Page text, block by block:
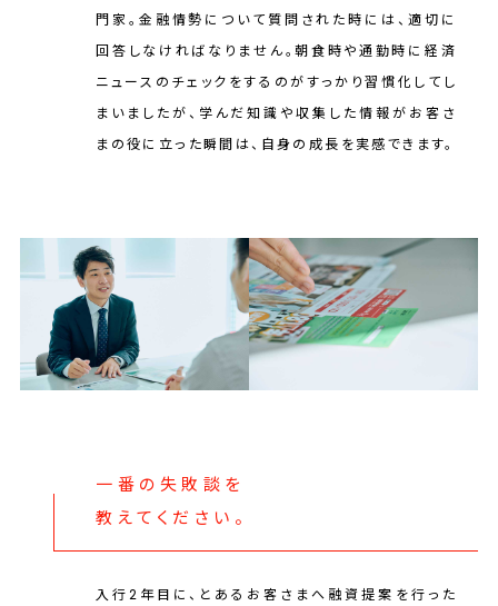
門家。金融情勢について質問された時には、適切に
回答しなければなりません。朝食時や通勤時に経済
ニュースのチェックをするのがすっかり習慣化してし
まいましたが、学んだ知識や収集した情報がお客さ
まの役に立った瞬間は、自身の成長を実感できます。
一番の失敗談を
教えてください。
入行2年目に、とあるお客さまへ融資提案を行った